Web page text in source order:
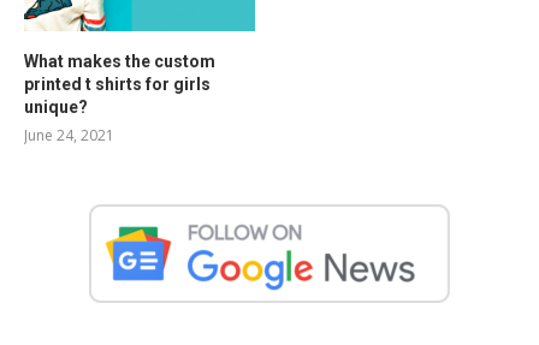
What makes the custom
printed t shirts for girls
unique?
June 24, 2021